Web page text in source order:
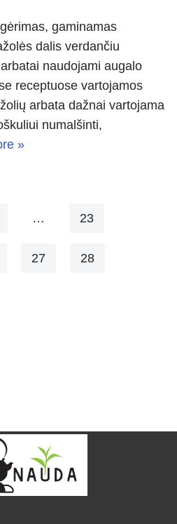
gaminamas
dalis verdančiu
naudojami augalo
receptuose vartojamos
arbata dažnai vartojama
numalšinti,
»
… 23
27 28